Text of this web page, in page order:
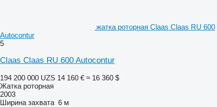
жатка роторная Claas Claas RU 600
Autocontur
5
Claas Claas RU 600 Autocontur
194 200 000 UZS 14 160 € ≈ 16 360 $
Жатка роторная
2003
Ширина захвата 6 м